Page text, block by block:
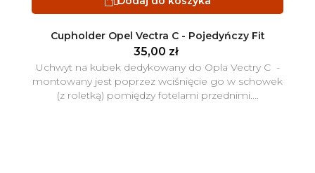
Cupholder Opel Vectra C - Pojedyńczy Fit
35,00 zł
Uchwyt na kubek dedykowany do Opla Vectry C -
montowany jest poprzez wciśnięcie go w schowek
(z roletką) pomiędzy fotelami przednimi....